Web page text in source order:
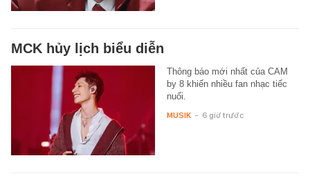
MCK hủy lịch biểu diễn
Thông báo mới nhất của CAM
by 8 khiến nhiều fan nhạc tiếc
nuối.
MUSIK - 6 giờ trước